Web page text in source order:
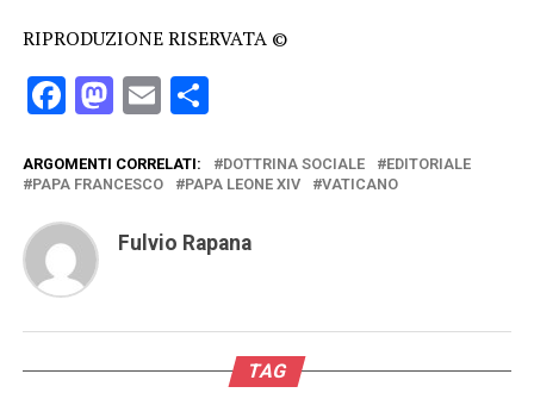
RIPRODUZIONE RISERVATA ©
Facebook
Mastodon
EmailCondividi
ARGOMENTI CORRELATI: DOTTRINA SOCIALE
EDITORIALE
PAPA FRANCESCO
PAPA LEONE XIV VATICANO
Fulvio Rapana
TAG